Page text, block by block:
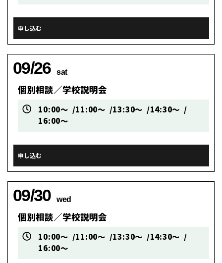
申し込む
09/26 sat
個別相談／学校説明会
10:00～ 11:00～ 13:30～
14:30～
16:00～
申し込む
09/30 wed
個別相談／学校説明会
10:00～ 11:00～ 13:30～
14:30～
16:00～